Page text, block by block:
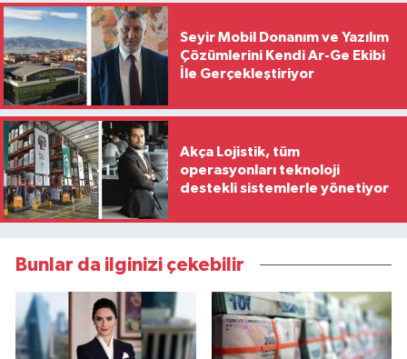
Seyir Mobil Donanım ve Yazılım
Çözümlerini Kendi Ar-Ge Ekibi
İle Gerçekleştiriyor
Akça Lojistik, tüm
operasyonları teknoloji
destekli sistemlerle yönetiyor
Bunlar da ilginizi çekebilir